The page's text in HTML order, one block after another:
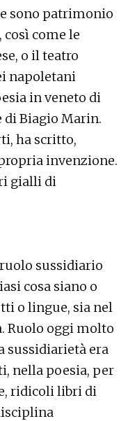
sono patrimonio
come le
o il teatro
napoletani
in veneto di
di Biagio Marin.
ha scritto,
invenzione.
gialli di
sussidiario
cosa siano o
o lingue, sia nel
Ruolo oggi molto
sussidiarietà era
nella poesia, per
ridicoli libri di